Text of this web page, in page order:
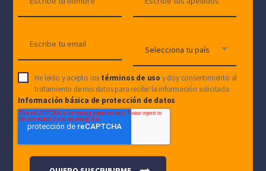
He leído y acepto los términos de uso y doy consentimiento al
tratamiento de mis datos para recibir la información solicitada.
Información básica de protección de datos